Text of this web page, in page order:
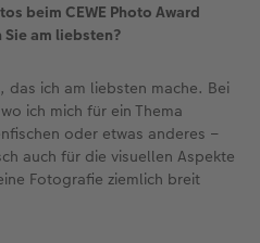
beim CEWE Photo Award
am liebsten?
das ich am liebsten mache. Bei
ich mich für ein Thema
oder etwas anderes –
auch für die visuellen Aspekte
Fotografie ziemlich breit